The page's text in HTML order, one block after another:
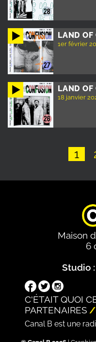
LAND OF
1er février
LAND OF
18 janvier
1
Maison
6
Studio
C'ÉTAIT QUOI
PARTENAIRES
Canal B est une